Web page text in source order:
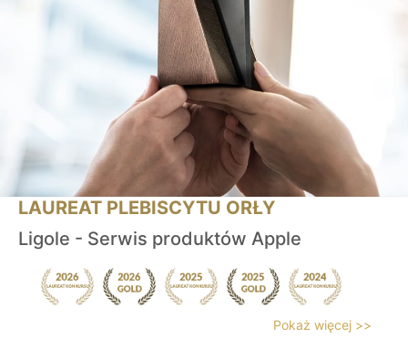
LAUREAT PLEBISCYTU ORŁY
Ligole - Serwis produktów Apple
Pokaż więcej >>